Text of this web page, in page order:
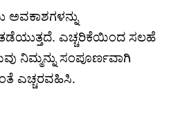
ತಡೆಯುತ್ತದೆ. ಎಚ್ಚರಿಕೆಯಿಂದ ಸಲಹೆ
ನಿಮ್ಮನ್ನು ಸಂಪೂರ್ಣವಾಗಿ
ಎಚ್ಚರವಹಿಸಿ.